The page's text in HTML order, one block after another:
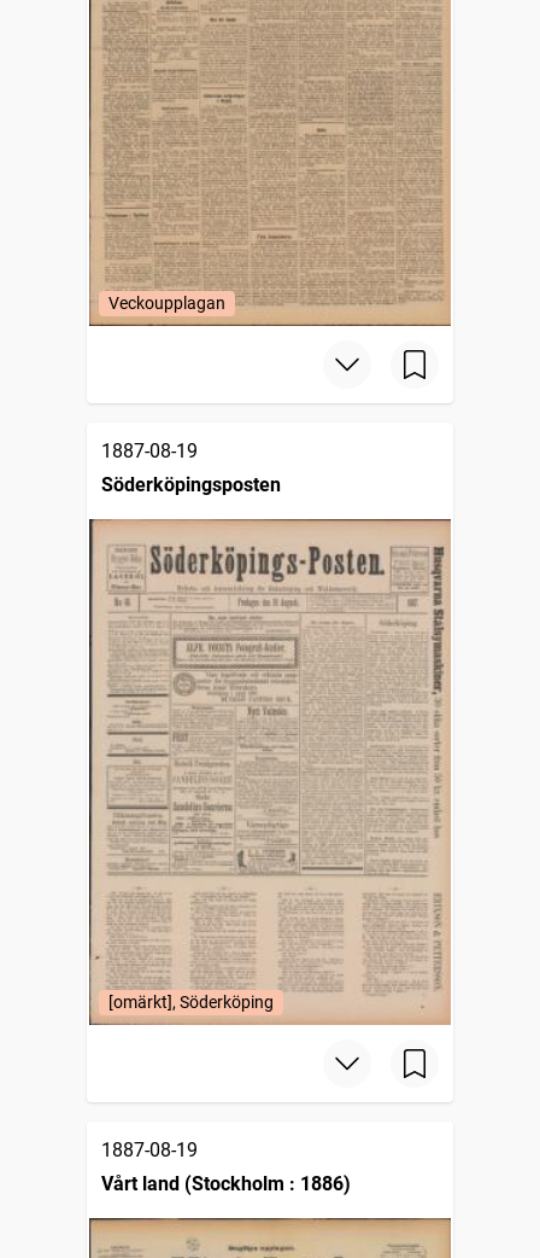
Veckoupplagan
1887-08-19
Söderköpingsposten
[omärkt], Söderköping
1887-08-19
Vårt land (Stockholm : 1886)